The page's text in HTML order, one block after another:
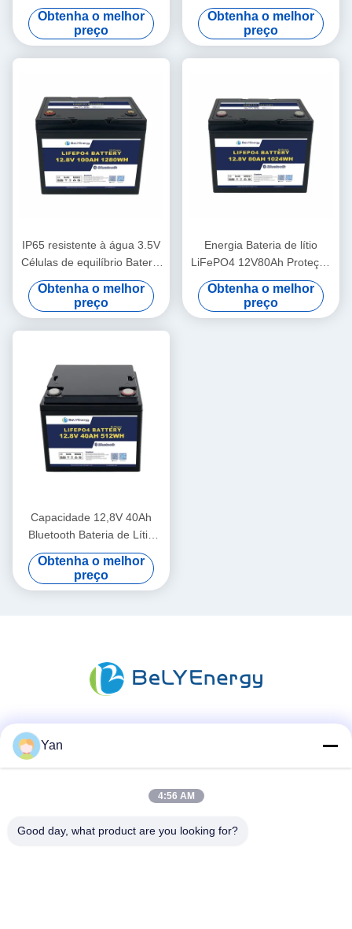
260A Descarga máxima
12,8V180Ah
Obtenha o melhor
preço
Solar 12.8V ABS
Obtenha o melhor
preço
IP65 resistente à água 3.5V
Células de equilíbrio Bateria
de lítio 12V100Ah Bateria
solar de lítio
Obtenha o melhor
preço
Energia Bateria de lítio
LiFePO4 12V80Ah Proteção
contra tensão 14.6V
Obtenha o melhor
preço
Capacidade 12,8V 40Ah
Bluetooth Bateria de Lítio
IP65 Proteção do Recinto
512Wh Energia
Obtenha o melhor
preço
Yan
4:56 AM
Good day, what product are you looking for?